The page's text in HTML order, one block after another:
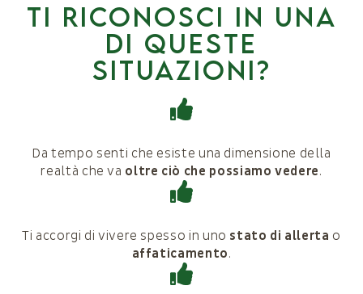
Ti riconosci in una
di queste
situazioni?
Da tempo senti che esiste una dimensione della
realtà che va oltre ciò che possiamo vedere.
Ti accorgi di vivere spesso in uno stato di allerta o
affaticamento.